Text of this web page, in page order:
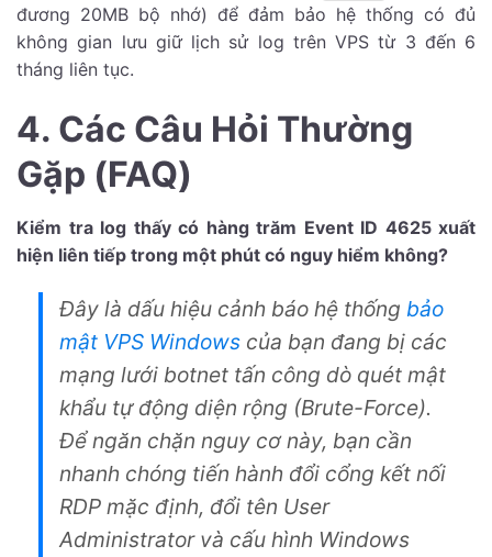
đương 20MB bộ nhớ) để đảm bảo hệ thống có đủ
không gian lưu giữ lịch sử log trên VPS từ 3 đến 6
tháng liên tục.
4. Các Câu Hỏi Thường
Gặp (FAQ)
Kiểm tra log thấy có hàng trăm Event ID 4625 xuất
hiện liên tiếp trong một phút có nguy hiểm không?
Đây là dấu hiệu cảnh báo hệ thống bảo
mật VPS Windows của bạn đang bị các
mạng lưới botnet tấn công dò quét mật
khẩu tự động diện rộng (Brute-Force).
Để ngăn chặn nguy cơ này, bạn cần
nhanh chóng tiến hành đổi cổng kết nối
RDP mặc định, đổi tên User
Administrator và cấu hình Windows